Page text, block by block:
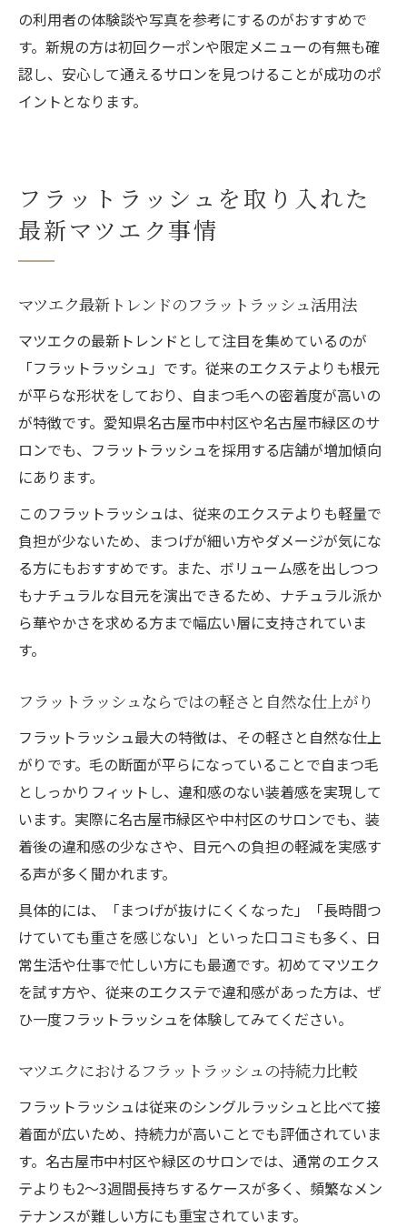
の利用者の体験談や写真を参考にするのがおすすめで
す。新規の方は初回クーポンや限定メニューの有無も確
認し、安心して通えるサロンを見つけることが成功のポ
イントとなります。
フラットラッシュを取り入れた
最新マツエク事情
マツエク最新トレンドのフラットラッシュ活用法
マツエクの最新トレンドとして注目を集めているのが
「フラットラッシュ」です。従来のエクステよりも根元
が平らな形状をしており、自まつ毛への密着度が高いの
が特徴です。愛知県名古屋市中村区や名古屋市緑区のサ
ロンでも、フラットラッシュを採用する店舗が増加傾向
にあります。
このフラットラッシュは、従来のエクステよりも軽量で
負担が少ないため、まつげが細い方やダメージが気にな
る方にもおすすめです。また、ボリューム感を出しつつ
もナチュラルな目元を演出できるため、ナチュラル派か
ら華やかさを求める方まで幅広い層に支持されていま
す。
フラットラッシュならではの軽さと自然な仕上がり
フラットラッシュ最大の特徴は、その軽さと自然な仕上
がりです。毛の断面が平らになっていることで自まつ毛
としっかりフィットし、違和感のない装着感を実現して
います。実際に名古屋市緑区や中村区のサロンでも、装
着後の違和感の少なさや、目元への負担の軽減を実感す
る声が多く聞かれます。
具体的には、「まつげが抜けにくくなった」「長時間つ
けていても重さを感じない」といった口コミも多く、日
常生活や仕事で忙しい方にも最適です。初めてマツエク
を試す方や、従来のエクステで違和感があった方は、ぜ
ひ一度フラットラッシュを体験してみてください。
マツエクにおけるフラットラッシュの持続力比較
フラットラッシュは従来のシングルラッシュと比べて接
着面が広いため、持続力が高いことでも評価されていま
す。名古屋市中村区や緑区のサロンでは、通常のエクス
テよりも2～3週間長持ちするケースが多く、頻繁なメン
テナンスが難しい方にも重宝されています。